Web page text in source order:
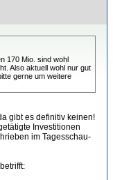
170 Mio. sind wohl
Also aktuell wohl nur gut
gerne um weitere
gibt es definitiv keinen!
Investitionen
im Tagesschau-